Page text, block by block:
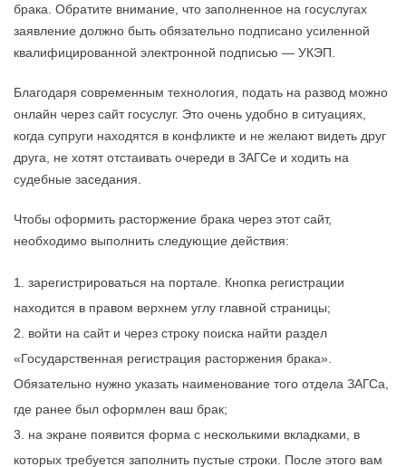
брака. Обратите внимание, что заполненное на госуслугах
заявление должно быть обязательно подписано усиленной
квалифицированной электронной подписью — УКЭП.
Благодаря современным технология, подать на развод можно
онлайн через сайт госуслуг. Это очень удобно в ситуациях,
когда супруги находятся в конфликте и не желают видеть друг
друга, не хотят отстаивать очереди в ЗАГСе и ходить на
судебные заседания.
Чтобы оформить расторжение брака через этот сайт,
необходимо выполнить следующие действия:
зарегистрироваться на портале. Кнопка регистрации
находится в правом верхнем углу главной страницы;
войти на сайт и через строку поиска найти раздел
«Государственная регистрация расторжения брака».
Обязательно нужно указать наименование того отдела ЗАГСа,
где ранее был оформлен ваш брак;
на экране появится форма с несколькими вкладками, в
которых требуется заполнить пустые строки. После этого вам